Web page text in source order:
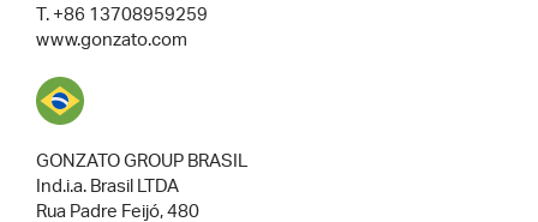
T. +86 13708959259
www.gonzato.com
GONZATO GROUP BRASIL
Ind.i.a. Brasil LTDA
Rua Padre Feijó, 480